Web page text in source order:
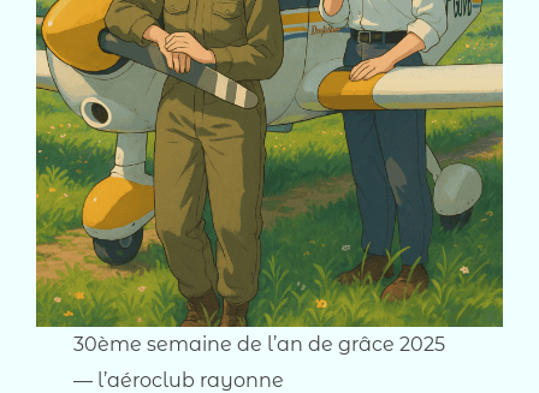
30ème semaine de l’an de grâce 2025
— l’aéroclub rayonne